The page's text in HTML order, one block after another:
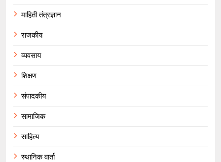
माहिती तंत्रज्ञान
राजकीय
व्यवसाय
शिक्षण
संपादकीय
सामाजिक
साहित्य
स्थानिक वार्ता